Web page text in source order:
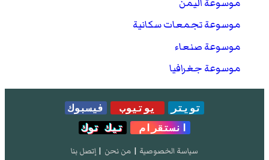
موسوعة تجمعات سكانية
موسوعة صنعاء
موسوعة جغرافيا
تويتر يوتيوب
فيسبوك
انستقرام
تيك توك
سياسة الخصوصية | من نحن | إتصل بنا